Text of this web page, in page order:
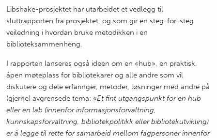
Libshake-prosjektet har utarbeidet et vedlegg til
sluttrapporten fra prosjektet, og som gir en steg-for-steg
veiledning i hvordan bruke metodikken i en
biblioteksammenheng.
I rapporten lanseres også ideen om en «hub», en praktisk,
åpen møteplass for bibliotekarer og alle andre som vil
diskutere og dele erfaringer, metoder, løsninger med andre på
(gjerne) avgrensede tema: «Et fint utgangspunkt for en hub
eller en lab (innenfor informasjonsforvaltning,
kunnskapsforvaltning, bibliotekpolitikk eller bibliotekutvikling)
er å legge til rette for samarbeid mellom fagpersoner innenfor